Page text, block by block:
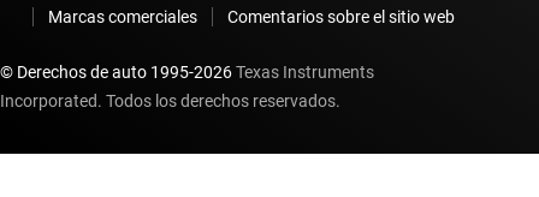
Marcas comerciales
Comentarios sobre el sitio web
© Derechos de auto 1995-2026Texas Instruments
Incorporated. Todos los derechos reservados.